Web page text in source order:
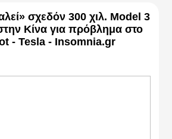
σχεδόν 300 χιλ. Model 3
Κίνα για πρόβλημα στο
- Tesla - Insomnia.gr